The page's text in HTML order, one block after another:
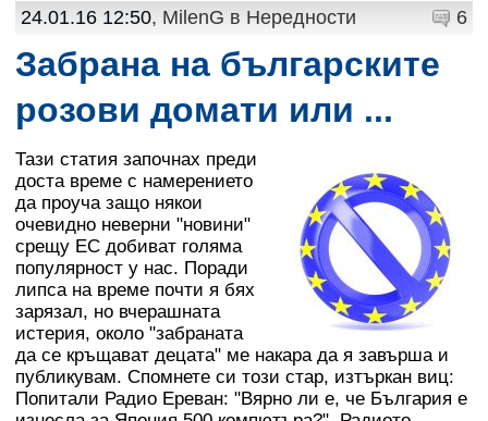
6
24.01.16 12:50, MilenG в Нередности
Забрана на българските
розови домати или ...
Тази статия започнах преди
доста време с намерението
да проуча защо някои
очевидно неверни "новини"
срещу ЕС добиват голяма
популярност у нас. Поради
липса на време почти я бях
зарязал, но вчерашната
истерия, около "забраната
да се кръщават децата" ме накара да я завърша и
публикувам. Спомнете си този стар, изтъркан виц:
Попитали Радио Ереван: "Вярно ли е, че България е